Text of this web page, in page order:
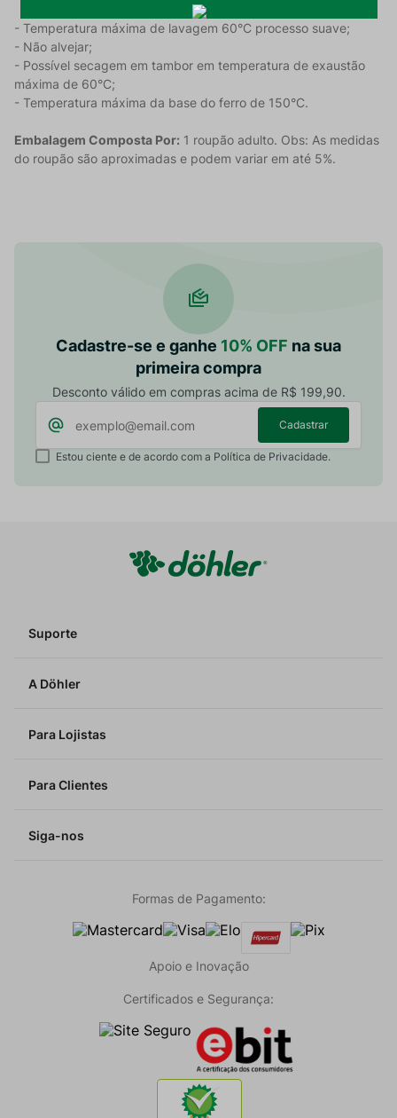
- Temperatura máxima de lavagem 60°C processo suave;
- Não alvejar;
- Possível secagem em tambor em temperatura de exaustão
máxima de 60°C;
- Temperatura máxima da base do ferro de 150°C.
Embalagem Composta Por: 1 roupão adulto. Obs: As medidas
do roupão são aproximadas e podem variar em até 5%.
Cadastre-se e ganhe 10% OFF na sua
primeira compra
Desconto válido em compras acima de R$ 199,90.
Cadastrar
Estou ciente e de acordo com a Política de Privacidade.
Suporte
A Döhler
Para Lojistas
Para Clientes
Siga-nos
Formas de Pagamento:
Apoio e Inovação
Certificados e Segurança: